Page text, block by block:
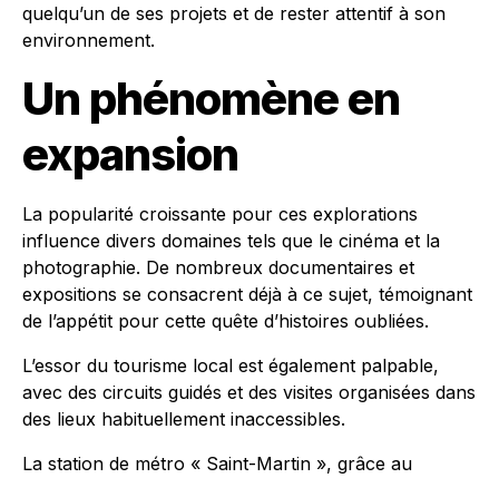
quelqu’un de ses projets et de rester attentif à son
environnement.
Un phénomène en
expansion
La popularité croissante pour ces explorations
influence divers domaines tels que le cinéma et la
photographie. De nombreux documentaires et
expositions se consacrent déjà à ce sujet, témoignant
de l’appétit pour cette quête d’histoires oubliées.
L’essor du tourisme local est également palpable,
avec des circuits guidés et des visites organisées dans
des lieux habituellement inaccessibles.
La station de métro « Saint-Martin », grâce au